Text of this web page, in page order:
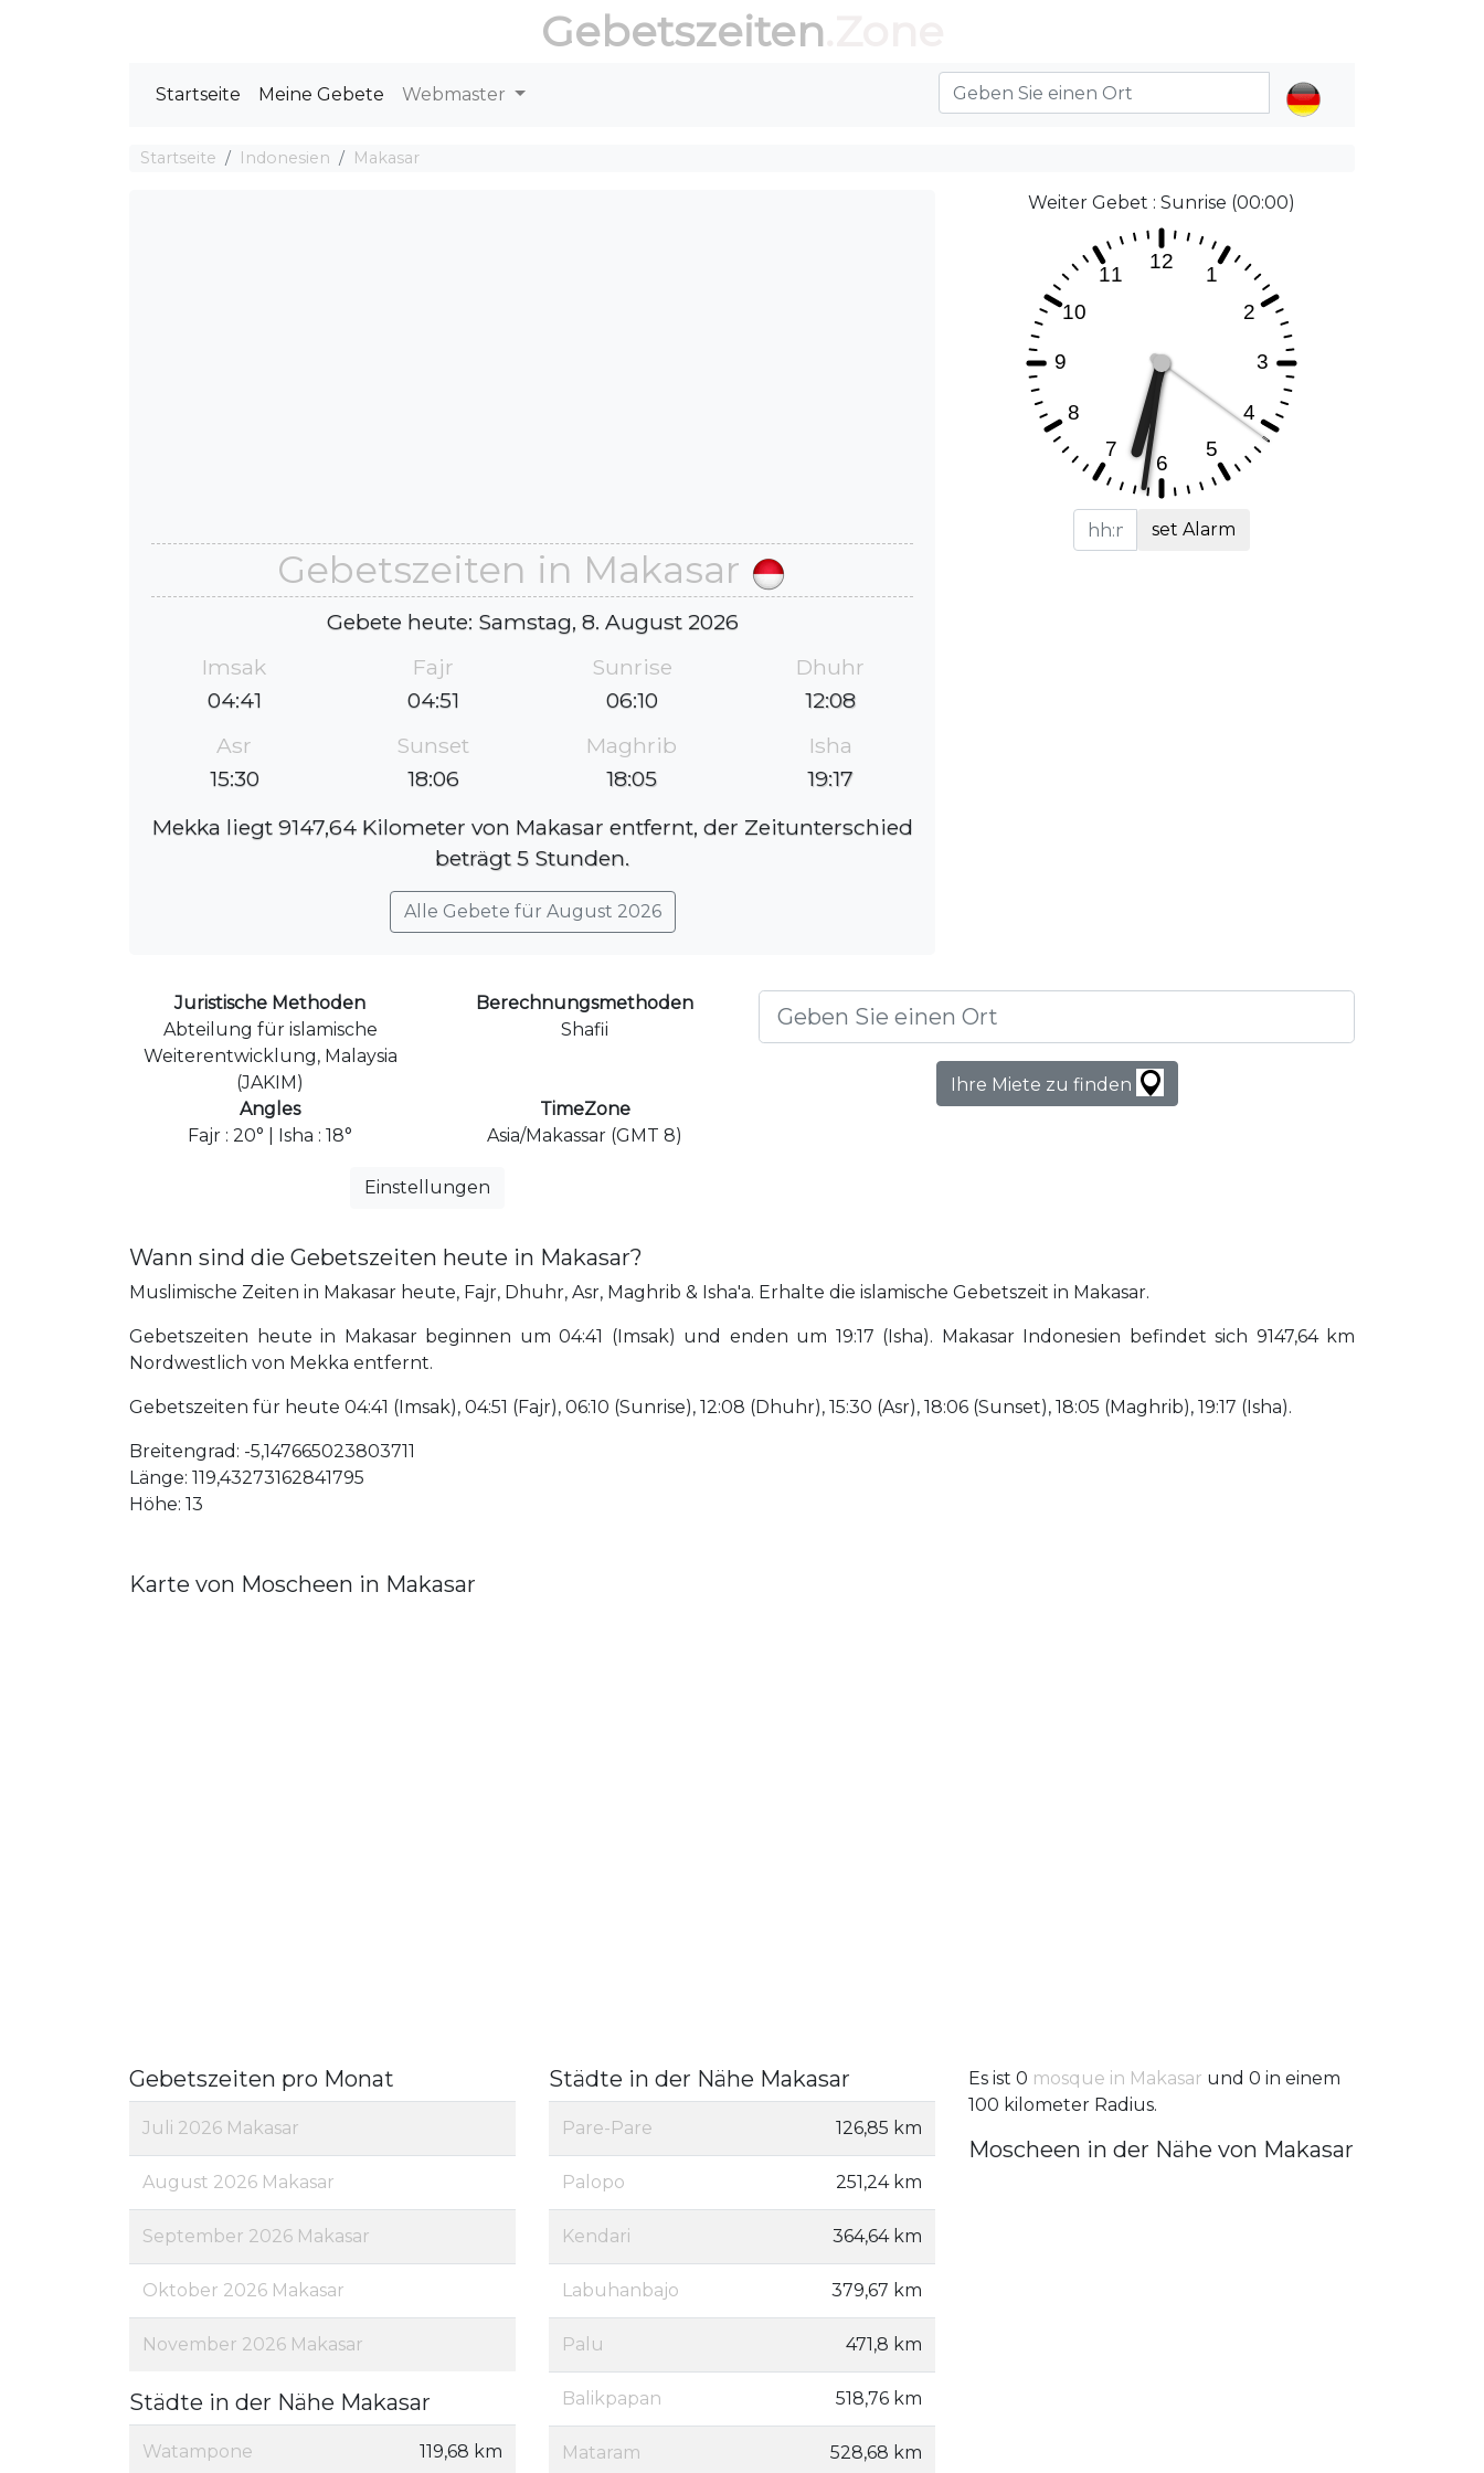
Gebetszeiten
Startseite Meine Gebete Webmaster
Startseite Indonesien Makasar
Gebetszeiten in Makasar
Gebete heute: Samstag, 8. August 2026
Imsak
04:41
Fajr
04:51
Sunrise
06:10
Dhuhr
12:08
Asr
15:30
Sunset
18:06
Maghrib
18:05
Isha
19:17
Mekka liegt 9147,64 Kilometer von Makasar entfernt, der Zeitunterschied
beträgt 5 Stunden.
Alle Gebete für August 2026
Weiter Gebet : Sunrise (00:00)
set Alarm
Juristische Methoden
Abteilung für islamische
Weiterentwicklung, Malaysia
(JAKIM)
Berechnungsmethoden
Shafii
Angles
Fajr : 20° | Isha : 18°
TimeZone
Asia/Makassar (GMT 8)
Einstellungen
Ihre Miete zu finden
Wann sind die Gebetszeiten heute in Makasar?
Muslimische Zeiten in Makasar heute, Fajr, Dhuhr, Asr, Maghrib & Isha'a. Erhalte die islamische Gebetszeit in Makasar.
Gebetszeiten heute in Makasar beginnen um 04:41 (Imsak) und enden um 19:17 (Isha). Makasar Indonesien befindet sich 9147,64 km
Nordwestlich von Mekka entfernt.
Gebetszeiten für heute 04:41 (Imsak), 04:51 (Fajr), 06:10 (Sunrise), 12:08 (Dhuhr), 15:30 (Asr), 18:06 (Sunset), 18:05 (Maghrib), 19:17 (Isha).
Breitengrad: -5,147665023803711
Länge: 119,43273162841795
Höhe: 13
Karte von Moscheen in Makasar
Gebetszeiten pro Monat
Juli 2026 Makasar
August 2026 Makasar
September 2026 Makasar
Oktober 2026 Makasar
November 2026 Makasar
Städte in der Nähe Makasar
Watampone 119,68 km
Städte in der Nähe Makasar
Pare-Pare 126,85 km
Palopo 251,24 km
Kendari 364,64 km
Labuhanbajo 379,67 km
Palu 471,8 km
Balikpapan 518,76 km
Mataram 528,68 km
Es ist 0 mosque in Makasar und 0 in einem
100 kilometer Radius.
Moscheen in der Nähe von Makasar